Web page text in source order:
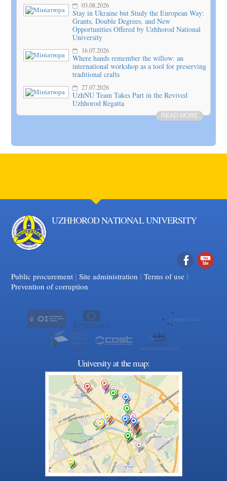
03.08.2026
Stay in Ukraine but Study the European Way:
Grants, Double Degrees, and New
Opportunities Offered by Uzhhorod National
University
16.07.2026
Where hands remember the willow: an
international workshop as a tool for preserving
traditional crafts
27.07.2026
UzhNU Team Takes Part in the Revived
Uzhhorod Regatta
READ MORE
UZHHOROD NATIONAL UNIVERSITY
Facebook
Public procurement | Site administration | Terms of use |
Prevention of corruption
University at the map: